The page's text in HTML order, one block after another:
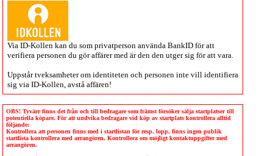
Via ID-Kollen kan du som privatperson använda BankID för att
verifiera personen du gör affärer med är den den utger sig för att vara.
Uppstår tveksamheter om identiteten och personen inte vill identifiera
sig via ID-Kollen , avstå affären!
OBS! Tyvärr finns det från och till bedragare som främst försöker sälja startplatser till
potentiella köpare. För att undvika bedragare vid köp av startplats kontrollera alltid
följande:
Kontrollera att personen finns med i startlistan för resp. lopp, finns ingen publik
startlista kontrollera med arrangören. Kontrollera om möjligt kontaktuppgifter med
arrangören.